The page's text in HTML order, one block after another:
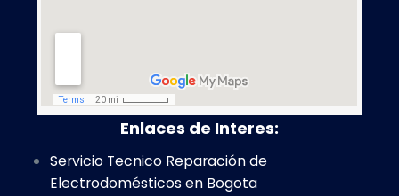
Enlaces de Interes:
Servicio Tecnico Reparación de
Electrodomésticos en Bogota